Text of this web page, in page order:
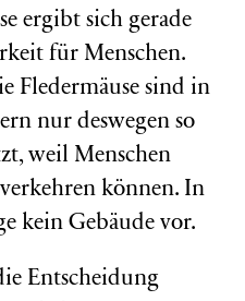
ergibt sich gerade
für Menschen.
Fledermäuse sind in
nur deswegen so
weil Menschen
können. In
kein Gebäude vor.
Entscheidung